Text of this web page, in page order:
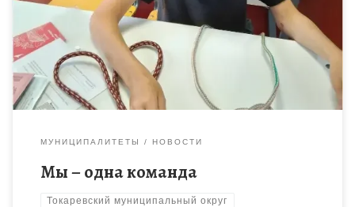
доказывала, что она действительно КОМАНДА.
Подтверждение этому – многочисленные дипломы и грамоты,
которые […]
МУНИЦИПАЛИТЕТЫ НОВОСТИ
Мы – одна команда
Токаревский муниципальный округ